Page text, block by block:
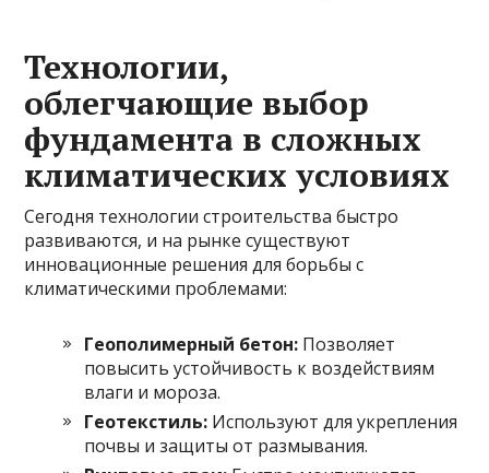
Технологии,
облегчающие выбор
фундамента в сложных
климатических условиях
Сегодня технологии строительства быстро
развиваются, и на рынке существуют
инновационные решения для борьбы с
климатическими проблемами:
Геополимерный бетон: Позволяет
повысить устойчивость к воздействиям
влаги и мороза.
Геотекстиль: Используют для укрепления
почвы и защиты от размывания.